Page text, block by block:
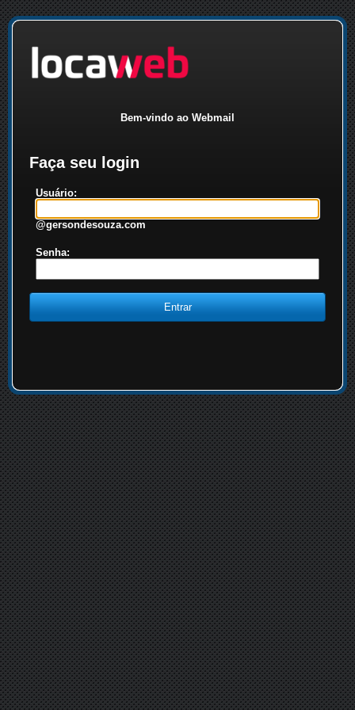
Bem-vindo ao Webmail
Faça seu login
Usuário:
@gersondesouza.com
Senha: